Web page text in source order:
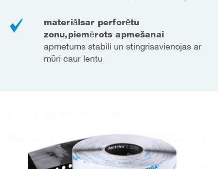
materiālsar perforētu
zonu,piemērots apmešanai
apmetums stabili un stingrisavienojas ar
mūri caur lentu